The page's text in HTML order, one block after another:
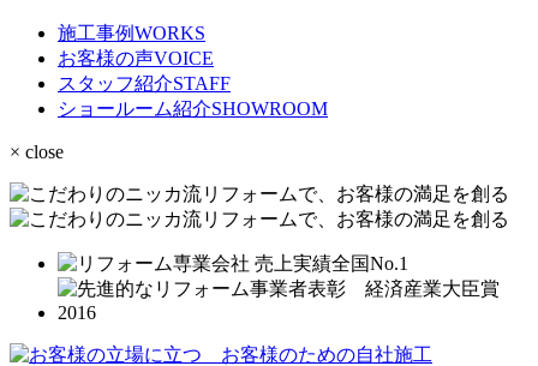
施工事例WORKS
お客様の声VOICE
スタッフ紹介STAFF
ショールーム紹介SHOWROOM
× close